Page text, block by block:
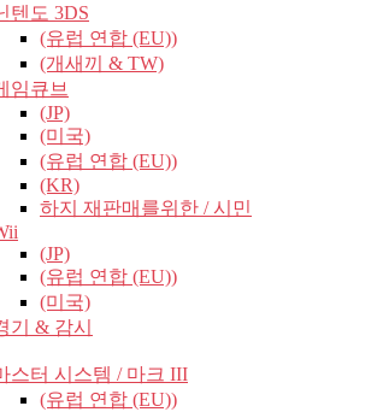
텐도 3DS
(유럽​​ 연합 (EU))
(개새끼 & TW)
임큐브
(JP)
(미국)
(유럽​​ 연합 (EU))
(KR)
하지 재판매를위한 / 시민
(JP)
(유럽​​ 연합 (EU))
(미국)
기 & 감시
스터 시스템 / 마크 III
(유럽​​ 연합 (EU))